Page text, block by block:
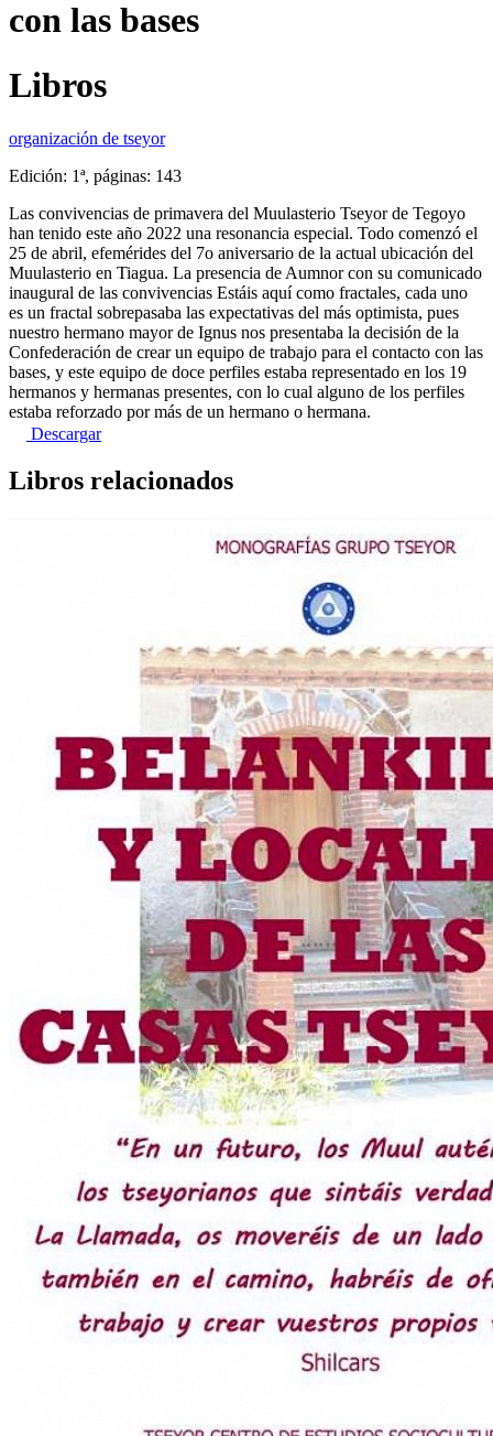
con las bases
Libros
organización de tseyor
Edición: 1ª, páginas: 143
Las convivencias de primavera del Muulasterio Tseyor de Tegoyo
han tenido este año 2022 una resonancia especial. Todo comenzó el
25 de abril, efemérides del 7o aniversario de la actual ubicación del
Muulasterio en Tiagua. La presencia de Aumnor con su comunicado
inaugural de las convivencias Estáis aquí como fractales, cada uno
es un fractal sobrepasaba las expectativas del más optimista, pues
nuestro hermano mayor de Ignus nos presentaba la decisión de la
Confederación de crear un equipo de trabajo para el contacto con las
bases, y este equipo de doce perfiles estaba representado en los 19
hermanos y hermanas presentes, con lo cual alguno de los perfiles
estaba reforzado por más de un hermano o hermana.
Descargar
Libros relacionados